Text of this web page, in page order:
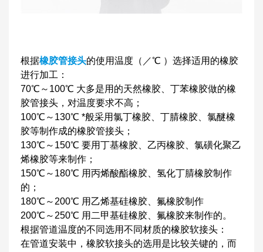
根据橡胶管接头的使用温度（／℃ ）选择适用的橡胶
进行加工：
70℃～100℃ 大多是用的天然橡胶、丁苯橡胶做的橡
胶管接头，对温度要求不高；
100℃～130℃ *般采用氯丁橡胶、丁腈橡胶、氯醚橡
胶等制作成的橡胶管接头；
130℃～150℃ 要用丁基橡胶、乙丙橡胶、氯磺化聚乙
烯橡胶等来制作；
150℃～180℃ 用丙烯酸酯橡胶、氢化丁腈橡胶制作
的；
180℃～200℃ 用乙烯基硅橡胶、氟橡胶制作
200℃～250℃ 用二甲基硅橡胶、氟橡胶来制作的。
根据管道温度的不同选用不同材质的橡胶软接头：
在管道安装中，橡胶软接头的选用是比较关键的，而